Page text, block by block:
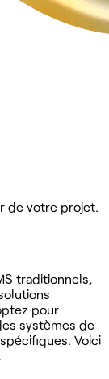
de votre projet.
traditionnels,
pour
systèmes de
Voici